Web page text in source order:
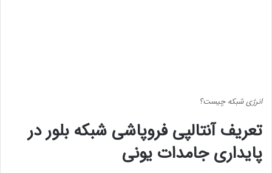
انرژی شبکه چیست؟
تعریف آنتالپی فروپاشی شبکه بلور در
پایداری جامدات یونی